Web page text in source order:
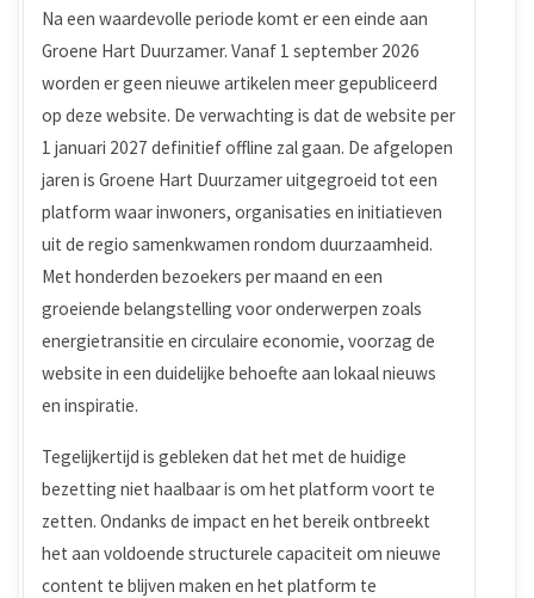
Na een waardevolle periode komt er een einde aan
Groene Hart Duurzamer. Vanaf 1 september 2026
worden er geen nieuwe artikelen meer gepubliceerd
op deze website. De verwachting is dat de website per
1 januari 2027 definitief offline zal gaan. De afgelopen
jaren is Groene Hart Duurzamer uitgegroeid tot een
platform waar inwoners, organisaties en initiatieven
uit de regio samenkwamen rondom duurzaamheid.
Met honderden bezoekers per maand en een
groeiende belangstelling voor onderwerpen zoals
energietransitie en circulaire economie, voorzag de
website in een duidelijke behoefte aan lokaal nieuws
en inspiratie.
Tegelijkertijd is gebleken dat het met de huidige
bezetting niet haalbaar is om het platform voort te
zetten. Ondanks de impact en het bereik ontbreekt
het aan voldoende structurele capaciteit om nieuwe
content te blijven maken en het platform te